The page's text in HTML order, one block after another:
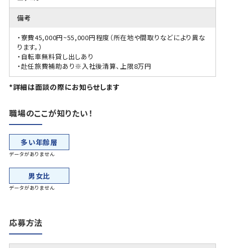
備考
・寮費45,000円~55,000円程度（所在地や間取りなどにより異な
ります。）
・自転車無料貸し出しあり
・赴任旅費補助あり※入社後清算、上限8万円
*詳細は面談の際にお知らせします
職場のここが知りたい！
多い年齢層
データがありません
男女比
データがありません
応募方法